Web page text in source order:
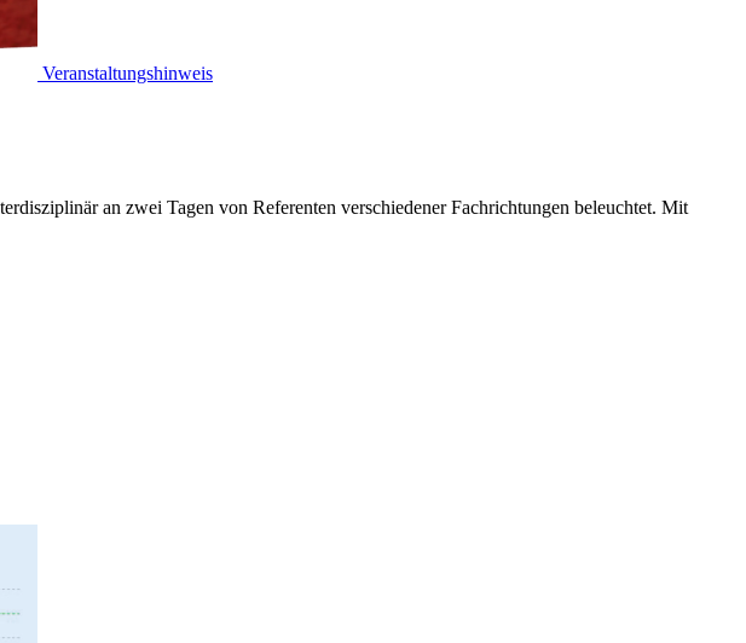
Veranstaltungshinweis
an zwei Tagen von Referenten verschiedener Fachrichtungen beleuchtet. Mit